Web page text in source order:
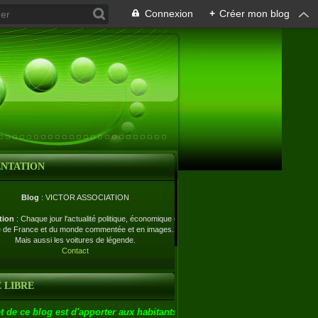
Connexion + Créer mon blog
Blog : VICTOR ASSOCIATION
: Chaque jour l'actualité politique, économique et
de France et du monde commentée et en images.
Mais aussi les voitures de légende.
Contact
LIBRE
de ce blog est d'apporter aux habitants